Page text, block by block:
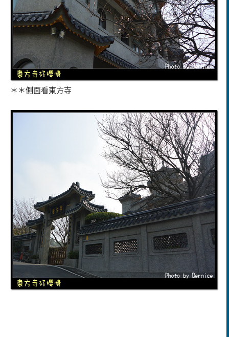
＊＊側面看東方寺